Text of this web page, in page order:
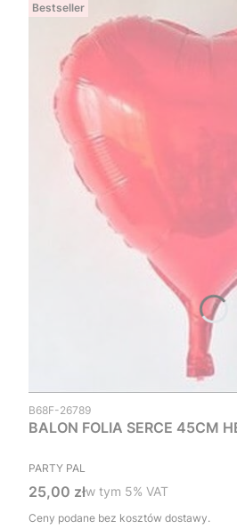
Bestseller
Kod produktu
B68F-26789
BALON FOLIA SERCE 45CM
PRODUCENT
PARTY PAL
Cena brutto
25,00 złw tym %s VAT
w tym 5% VAT
Ceny podane bez kosztów dostawy.